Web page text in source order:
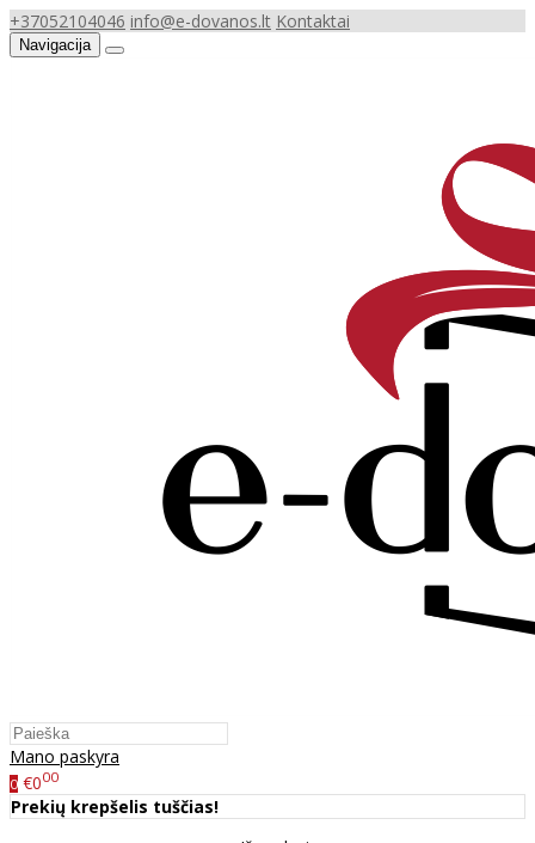
+37052104046 info@e-dovanos.lt Kontaktai
Navigacija
Mano paskyra
0 €000
Prekių krepšelis tuščias!